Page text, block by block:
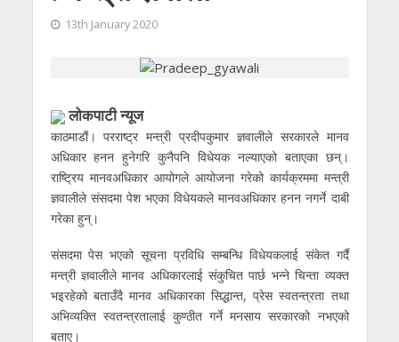
13th January 2020
लाेकपाटी न्यूज
काठमाडौं। परराष्ट्र मन्त्री प्रदीपकुमार ज्ञवालीले सरकारले मानव
अधिकार हनन हुनेगरि कुनैपनि विधेयक नल्याएको बताएका छन्।
राष्ट्रिय मानवअधिकार आयोगले आयोजना गरेको कार्यक्रममा मन्त्री
ज्ञवालीले संसदमा पेश भएका विधेयकले मानवअधिकार हनन नगर्ने दाबी
गरेका हुन्।
संसदमा पेस भएको सूचना प्रविधि सम्बन्धि विधेयकलाई संकेत गर्दै
मन्त्री ज्ञवालीले मानव अधिकारलाई संकुचित पार्छ भन्ने चिन्ता व्यक्त
भइरहेको बताउँदै मानव अधिकारका सिद्धान्त, प्रेस स्वतन्त्रता तथा
अभिव्यक्ति स्वतन्त्रतालाई कुण्ठीत गर्ने मनसाय सरकारको नभएको
बताए।